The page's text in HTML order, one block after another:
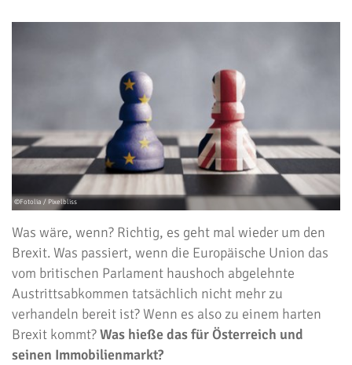
Was wäre, wenn? Richtig, es geht mal wieder um den
Brexit. Was passiert, wenn die Europäische Union das
vom britischen Parlament haushoch abgelehnte
Austrittsabkommen tatsächlich nicht mehr zu
verhandeln bereit ist? Wenn es also zu einem harten
Brexit kommt?Was hieße das für Österreich und
seinen Immobilienmarkt?